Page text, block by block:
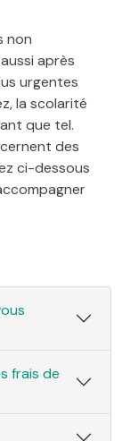
non
après
urgentes
la scolarité
que tel.
des
ci-dessous
frais de